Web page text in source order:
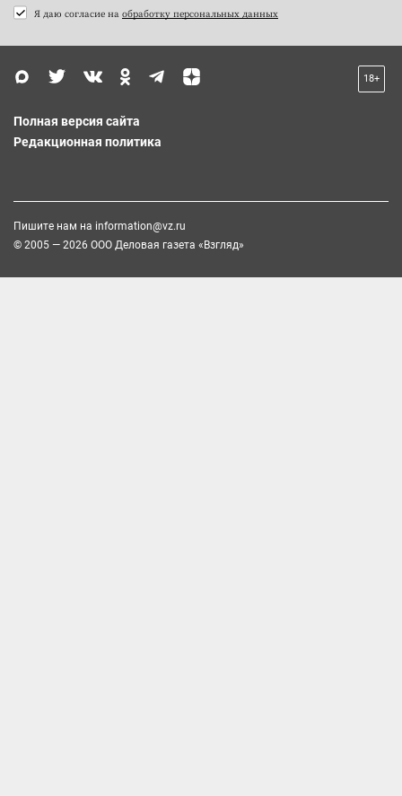
Я даю согласие на обработку персональных данных
18+
Полная версия сайта
Редакционная политика
Пишите нам на information@vz.ru
© 2005 — 2026 ООО Деловая газета «Взгляд»